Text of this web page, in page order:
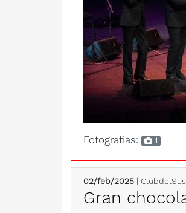
Fotografias: 1
02/feb/2025 |
Gran